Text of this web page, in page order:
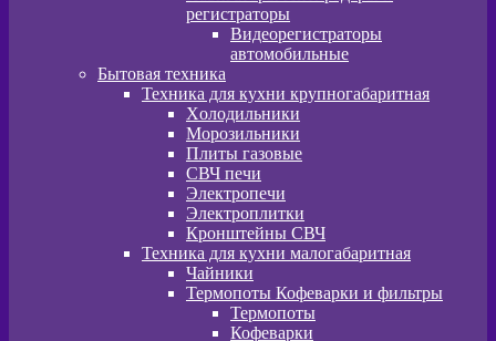
регистраторы
Видеорегистраторы
автомобильные
Бытовая техника
Техника для кухни крупногабаритная
Xолодильники
Морозильники
Плиты газовые
СВЧ печи
Электропечи
Электроплитки
Кронштейны СВЧ
Техника для кухни малогабаритная
Чайники
Термопоты Кофеварки и фильтры
Термопоты
Кофеварки